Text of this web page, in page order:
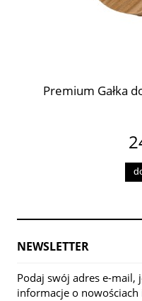
Premium Gałka
NEWSLETTER
Podaj swój adres e-mail,
informacje o